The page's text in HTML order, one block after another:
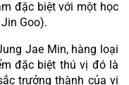
đặc biệt với một học
Goo).
Jae Min, hàng loại
đặc biệt thú vị đó là
trưởng thành của vị